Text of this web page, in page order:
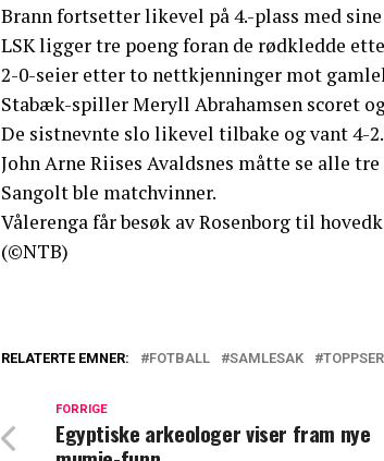
Brann fortsetter likevel på 4.-plass med sine
LSK ligger tre poeng foran de rødkledde
2-0-seier etter to nettkjenninger mot
Stabæk-spiller Meryll Abrahamsen scoret
De sistnevnte slo likevel tilbake og vant 4-2.
John Arne Riises Avaldsnes måtte se alle
Sangolt ble matchvinner.
Vålerenga får besøk av Rosenborg til
(©NTB)
RELATERTE EMNER: FOTBALL SAMLESAK
FORRIGE
Egyptiske arkeologer viser fram nye